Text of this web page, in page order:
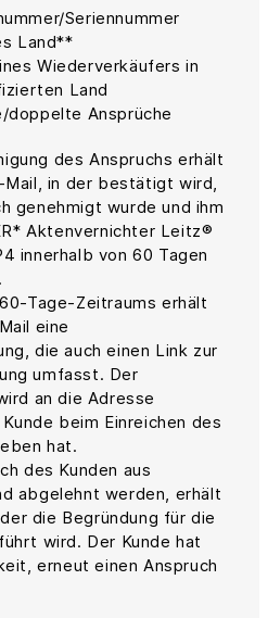
Seriennummer
Land**
Wiederverkäufers in
Land
doppelte Ansprüche
des Anspruchs erhält
Mail, in der bestätigt wird,
genehmigt wurde und ihm
Aktenvernichter Leitz®
innerhalb von 60 Tagen
Tage-Zeitraums erhält
eine
die auch einen Link zur
umfasst. Der
an die Adresse
beim Einreichen des
hat.
des Kunden aus
abgelehnt werden, erhält
die Begründung für die
wird. Der Kunde hat
erneut einen Anspruch